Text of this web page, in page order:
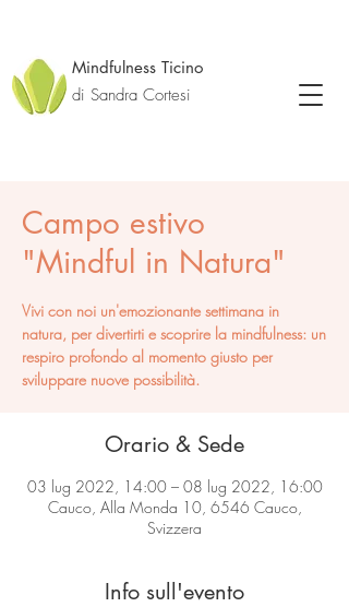
Mindfulness Ticino
di Sandra Cortesi
Campo estivo
"Mindful in Natura"
Vivi con noi un'emozionante settimana in
natura, per divertirti e scoprire la mindfulness: un
respiro profondo al momento giusto per
Orario & Sede
03 lug 2022, 14:00 – 08 lug 2022, 16:00
Cauco, Alla Monda 10, 6546 Cauco,
Svizzera
Info sull'evento